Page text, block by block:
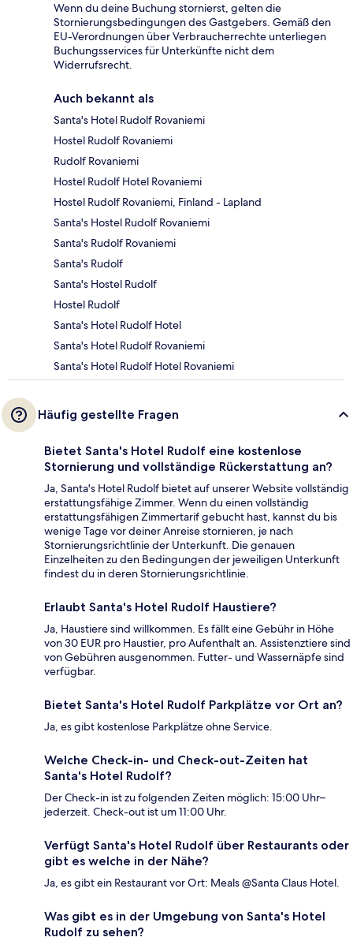
Wenn du deine Buchung stornierst, gelten die
Stornierungsbedingungen des Gastgebers. Gemäß den
EU-Verordnungen über Verbraucherrechte unterliegen
Buchungsservices für Unterkünfte nicht dem
Widerrufsrecht.
Auch bekannt als
Santa's Hotel Rudolf Rovaniemi
Hostel Rudolf Rovaniemi
Rudolf Rovaniemi
Hostel Rudolf Hotel Rovaniemi
Hostel Rudolf Rovaniemi, Finland - Lapland
Santa's Hostel Rudolf Rovaniemi
Santa's Rudolf Rovaniemi
Santa's Rudolf
Santa's Hostel Rudolf
Hostel Rudolf
Santa's Hotel Rudolf Hotel
Santa's Hotel Rudolf Rovaniemi
Santa's Hotel Rudolf Hotel Rovaniemi
Häufig gestellte Fragen
Bietet Santa's Hotel Rudolf eine kostenlose
Stornierung und vollständige Rückerstattung an?
Ja, Santa's Hotel Rudolf bietet auf unserer Website vollständig
erstattungsfähige Zimmer. Wenn du einen vollständig
erstattungsfähigen Zimmertarif gebucht hast, kannst du bis
wenige Tage vor deiner Anreise stornieren, je nach
Stornierungsrichtlinie der Unterkunft. Die genauen
Einzelheiten zu den Bedingungen der jeweiligen Unterkunft
findest du in deren Stornierungsrichtlinie.
Erlaubt Santa's Hotel Rudolf Haustiere?
Ja, Haustiere sind willkommen. Es fällt eine Gebühr in Höhe
von 30 EUR pro Haustier, pro Aufenthalt an. Assistenztiere sind
von Gebühren ausgenommen. Futter- und Wassernäpfe sind
verfügbar.
Bietet Santa's Hotel Rudolf Parkplätze vor Ort an?
Ja, es gibt kostenlose Parkplätze ohne Service.
Welche Check-in- und Check-out-Zeiten hat
Santa's Hotel Rudolf?
Der Check-in ist zu folgenden Zeiten möglich: 15:00 Uhr–
jederzeit. Check-out ist um 11:00 Uhr.
Verfügt Santa's Hotel Rudolf über Restaurants oder
gibt es welche in der Nähe?
Ja, es gibt ein Restaurant vor Ort: Meals @Santa Claus Hotel.
Was gibt es in der Umgebung von Santa's Hotel
Rudolf zu sehen?